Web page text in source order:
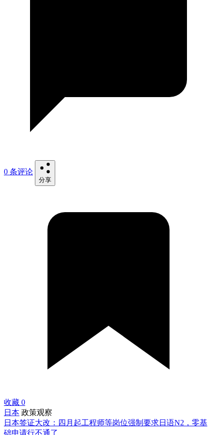
0 条评论
分享
收藏 0
日本 政策观察
日本签证大改：四月起工程师等岗位强制要求日语N2，零基
础申请行不通了